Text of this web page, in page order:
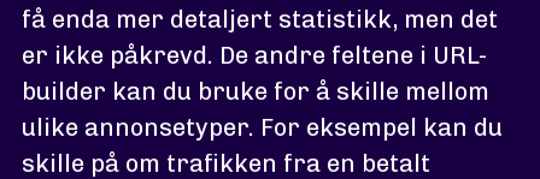
få enda mer detaljert statistikk, men det
er ikke påkrevd. De andre feltene i URL-
builder kan du bruke for å skille mellom
ulike annonsetyper. For eksempel kan du
skille på om trafikken fra en betalt